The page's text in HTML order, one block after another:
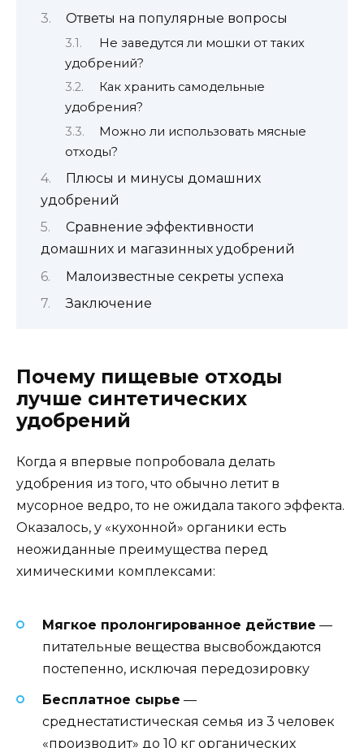
Ответы на популярные вопросы
Не заведутся ли мошки от таких
удобрений?
Как хранить самодельные
удобрения?
Можно ли использовать мясные
отходы?
Плюсы и минусы домашних
удобрений
Сравнение эффективности
домашних и магазинных удобрений
Малоизвестные секреты успеха
Заключение
Почему пищевые отходы
лучше синтетических
удобрений
Когда я впервые попробовала делать
удобрения из того, что обычно летит в
мусорное ведро, то не ожидала такого эффекта.
Оказалось, у «кухонной» органики есть
неожиданные преимущества перед
химическими комплексами:
Мягкое пролонгированное действие —
питательные вещества высвобождаются
постепенно, исключая передозировку
Бесплатное сырье —
среднестатистическая семья из 3 человек
«производит» до 10 кг органических